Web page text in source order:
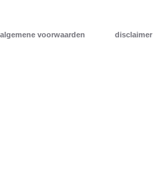
algemene voorwaarden disclaimer